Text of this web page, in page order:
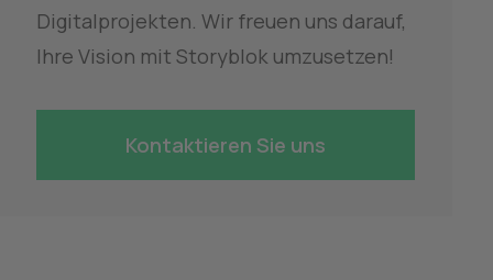
Digitalprojekten. Wir freuen uns darauf,
Ihre Vision mit Storyblok umzusetzen!
Kontaktieren Sie uns